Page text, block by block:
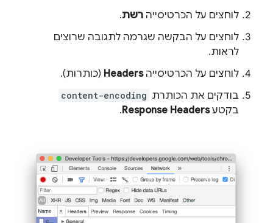
לוחצים על הכרטיסייה רשת.
לוחצים על הבקשה שגרמה לתגובה שרוצים
לראות.
לוחצים על הכרטיסייהHeaders (כותרות).
בודקים את הכותרת content-encoding
בקטעResponse Headers
.